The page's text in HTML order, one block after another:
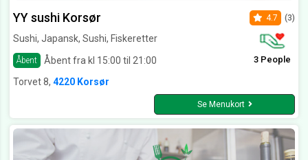
YY sushi Korsør
Sushi, Japansk, Sushi, Fiskeretter
Åbent Åbent fra kl 15:00 til 21:00
4.7 (3)
3 People
Torvet 8, 4220 Korsør
Se Menukort